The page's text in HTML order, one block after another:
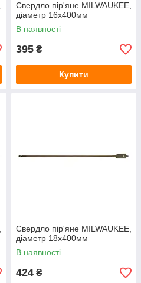
Свердло пір'яне MILWAUKEE,
діаметр 16x400мм
В наявності
395 ₴
Купити
Свердло пір'яне MILWAUKEE,
діаметр 18x400мм
В наявності
424 ₴